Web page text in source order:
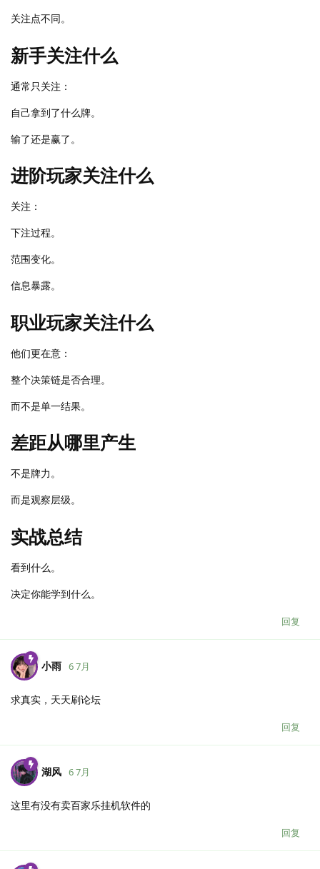
关注点不同。
新手关注什么
通常只关注：
自己拿到了什么牌。
输了还是赢了。
进阶玩家关注什么
关注：
下注过程。
范围变化。
信息暴露。
职业玩家关注什么
他们更在意：
整个决策链是否合理。
而不是单一结果。
差距从哪里产生
不是牌力。
而是观察层级。
实战总结
看到什么。
决定你能学到什么。
回复
小雨 6 7月
求真实，天天刷论坛
回复
湖风 6 7月
这里有没有卖百家乐挂机软件的
回复